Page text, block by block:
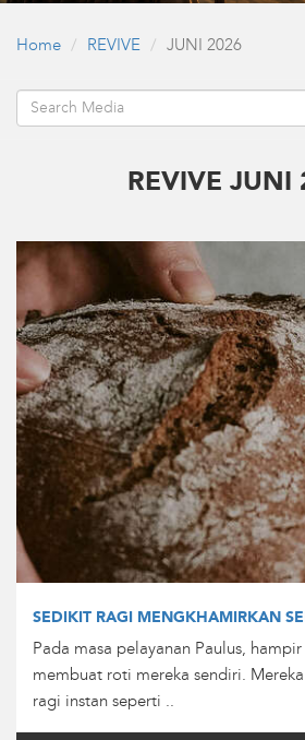
Home REVIVE JUNI 2026
REVIVE JUNI
SEDIKIT RAGI MENGKHAMIRKAN
Pada masa pelayanan Paulus,
membuat roti mereka sendiri.
ragi instan seperti ..